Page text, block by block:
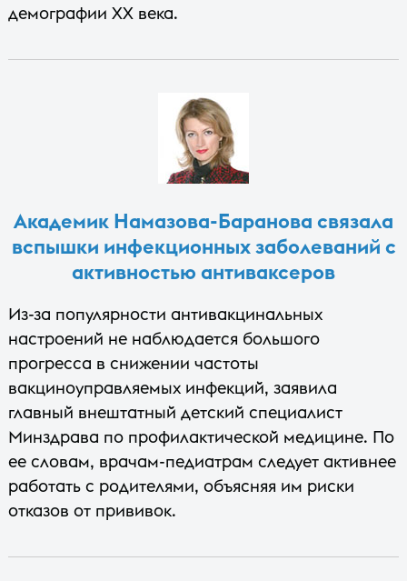
демографии XX века.
Академик Намазова-Баранова связала
вспышки инфекционных заболеваний с
активностью антиваксеров
Из-за популярности антивакцинальных
настроений не наблюдается большого
прогресса в снижении частоты
вакциноуправляемых инфекций, заявила
главный внештатный детский специалист
Минздрава по профилактической медицине. По
ее словам, врачам-педиатрам следует активнее
работать с родителями, объясняя им риски
отказов от прививок.